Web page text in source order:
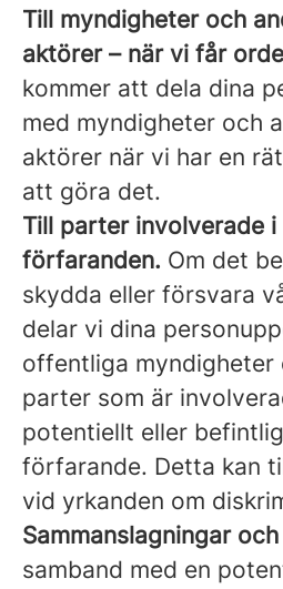
Till myndigheter och
aktörer – när vi får
kommer att dela dina
med myndigheter och
aktörer när vi har en
att göra det.
Till parter involverade
förfaranden. Om det
skydda eller försvara
delar vi dina
offentliga myndigheter
parter som är
potentiellt eller
förfarande. Detta kan
vid yrkanden om
Sammanslagningar
samband med en